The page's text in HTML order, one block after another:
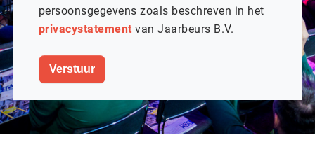
persoonsgegevens zoals beschreven in het
privacystatementvan Jaarbeurs B.V.
Verstuur